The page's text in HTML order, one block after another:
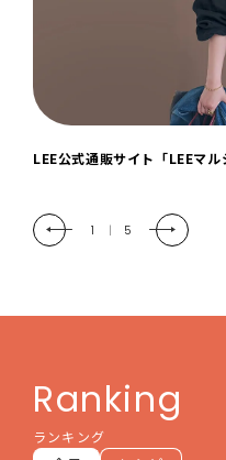
「LEE DAYS」本物志向にとき
2 | 5
Ranking
ランキング